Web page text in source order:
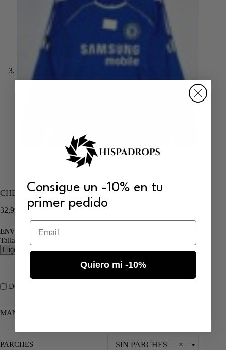
CHELSEA FC 2006/07
66,00
32,99
ENVÍO GRATIS PEDIDOS SUPERIORES A 55€
Talla
DORSAL Y/O NOMBRE (
MANGA
PARCHES ×
SIN PARCHES
Consigue un -10% en tu
primer pedido
Email
Quiero mi -10%